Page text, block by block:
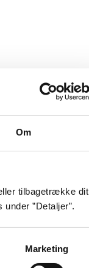
Om
tilbagetrække dit
”Detaljer”.
Marketing